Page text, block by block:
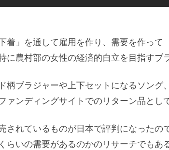
着」を通して雇用を作り、需要を作って
に農村部の女性の経済的自立を目指すブ
柄ブラジャーや上下セットになるソング
ァンディングサイトでのリターン品とし
されているものが日本で評判になったので
らいの需要があるのかのリサーチでもあ